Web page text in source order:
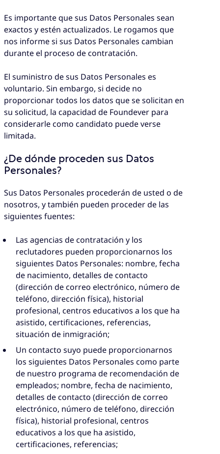
Es importante que sus Datos Personales sean
exactos y estén actualizados. Le rogamos que
nos informe si sus Datos Personales cambian
durante el proceso de contratación.
El suministro de sus Datos Personales es
voluntario. Sin embargo, si decide no
proporcionar todos los datos que se solicitan en
su solicitud, la capacidad de Foundever para
considerarle como candidato puede verse
limitada.
¿De dónde proceden sus Datos
Personales?
Sus Datos Personales procederán de usted o de
nosotros, y también pueden proceder de las
siguientes fuentes:
Las agencias de contratación y los
reclutadores pueden proporcionarnos los
siguientes Datos Personales: nombre, fecha
de nacimiento, detalles de contacto
(dirección de correo electrónico, número de
teléfono, dirección física), historial
profesional, centros educativos a los que ha
asistido, certificaciones, referencias,
situación de inmigración;
Un contacto suyo puede proporcionarnos
los siguientes Datos Personales como parte
de nuestro programa de recomendación de
empleados; nombre, fecha de nacimiento,
detalles de contacto (dirección de correo
electrónico, número de teléfono, dirección
física), historial profesional, centros
educativos a los que ha asistido,
certificaciones, referencias;